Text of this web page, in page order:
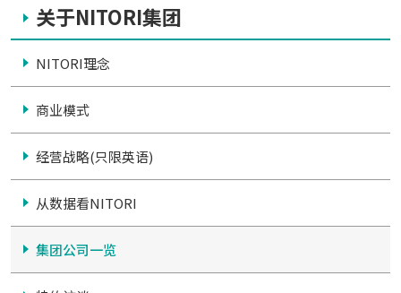
关于NITORI集团
NITORI理念
商业模式
经营战略(只限英语)
从数据看NITORI
集团公司一览